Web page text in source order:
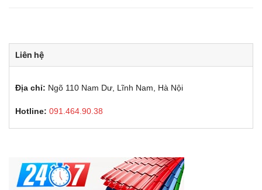
Liên hệ
Địa chỉ: Ngõ 110 Nam Dư, Lĩnh Nam, Hà Nội
Hotline: 091.464.90.38